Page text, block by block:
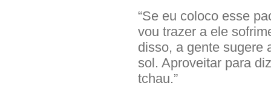
“Se eu coloco esse
vou trazer a ele
disso, a gente sugere
sol. Aproveitar para
tchau.”